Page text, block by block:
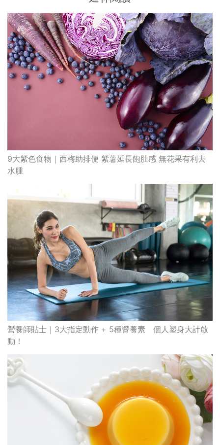
9大紫色食物｜西梅助排便 紫薯延長飽肚感 無花果有利去
水腫
營養師貼士｜3大指定動作 + 5種營養素 個人塑身大計啟
動！